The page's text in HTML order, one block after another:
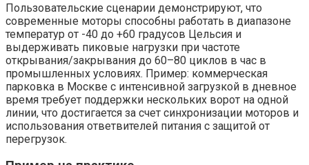
Пользовательские сценарии демонстрируют, что
современные моторы способны работать в диапазоне
температур от -40 до +60 градусов Цельсия и
выдерживать пиковые нагрузки при частоте
открывания/закрывания до 60–80 циклов в час в
промышленных условиях. Пример: коммерческая
парковка в Москве с интенсивной загрузкой в дневное
время требует поддержки нескольких ворот на одной
линии, что достигается за счет синхронизации моторов и
использования ответвителей питания с защитой от
перегрузок.